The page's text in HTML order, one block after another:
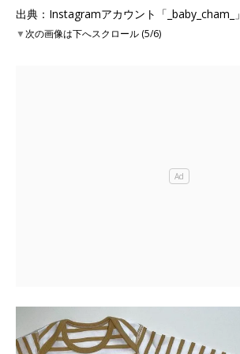
出典：Instagramアカウント「_baby_cham_」
▼次の画像は下へスクロール (5/6)